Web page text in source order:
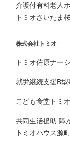
介護付有料老人
トミオさいたま
株式会社トミオ
トミオ佐原ナー
就労継続支援B
こども食堂トミ
共同生活援助 障
トミオハウス源町